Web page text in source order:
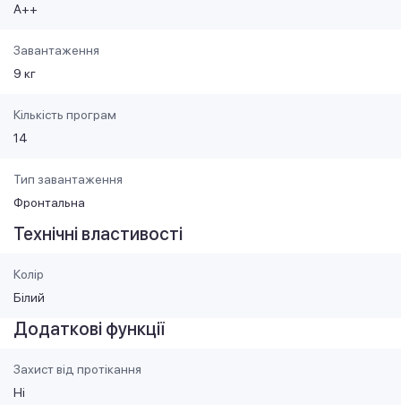
А++
Завантаження
9 кг
Кількість програм
14
Тип завантаження
Фронтальна
Технічні властивості
Колір
Білий
Додаткові функції
Захист від протікання
Ні